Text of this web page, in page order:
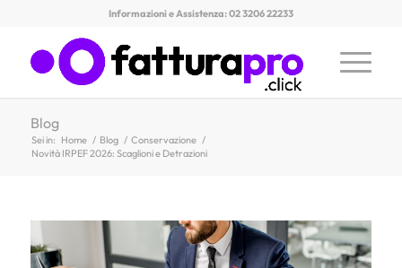
Informazioni e Assistenza: 02 3206 22233
Blog
Sei in: Home / Blog / Conservazione /
Novità IRPEF 2026: Scaglioni e Detrazioni